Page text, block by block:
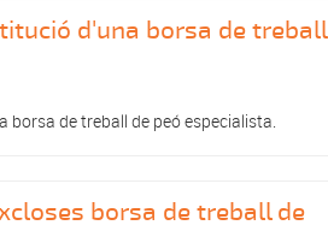
d'una borsa de treball
de treball de peó especialista.
borsa de treball de